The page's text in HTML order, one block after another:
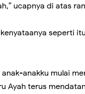
ucapnya di atas
seperti
anak-anakku mulai
Ayah terus